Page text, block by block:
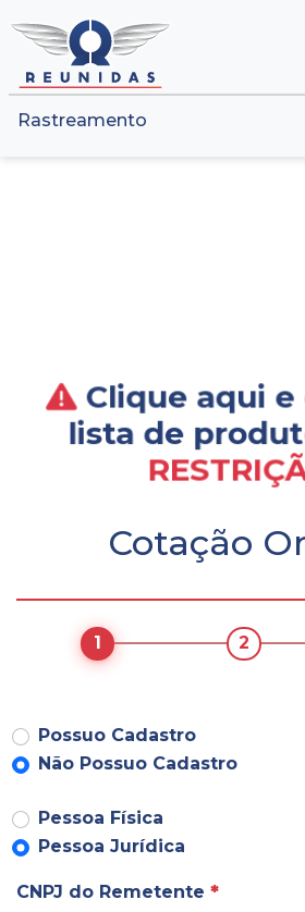
Rastreamento
Clique aqui e
lista de
Cotação
1 2
Possuo Cadastro
Não Possuo Cadastro
Pessoa Física
Pessoa Jurídica
CNPJ do Remetente *